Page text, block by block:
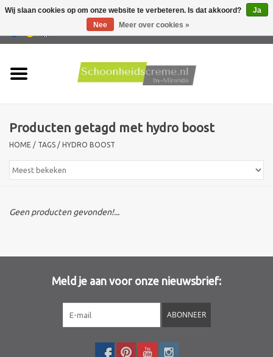
Producten
Huidproblemen
Producten getagd met hydro boost
HOME / TAGS / HYDRO BOOST
Geen producten gevonden!...
Meld je aan voor onze nieuwsbrief:
ABONNEER
Wij slaan cookies op om onze website te verbeteren. Is dat akkoord?
Ja
Nee
Meer over cookies »